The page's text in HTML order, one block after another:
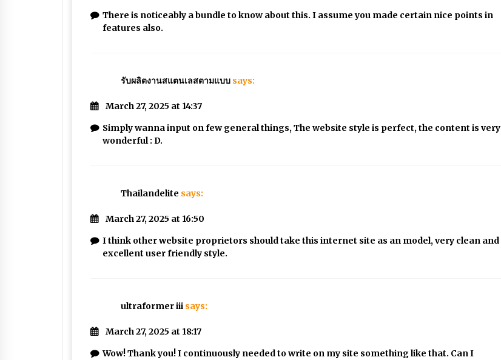
There is noticeably a bundle to know about this. I assume you made certain nice points in
features also.
รับผลิตงานสแตนเลสตามแบบ says:
March 27, 2025 at 14:37
Simply wanna input on few general things, The website style is perfect, the content is very
wonderful : D.
Thailandelite says:
March 27, 2025 at 16:50
I think other website proprietors should take this internet site as an model, very clean and
excellent user friendly style.
ultraformer iii says:
March 27, 2025 at 18:17
Wow! Thank you! I continuously needed to write on my site something like that. Can I